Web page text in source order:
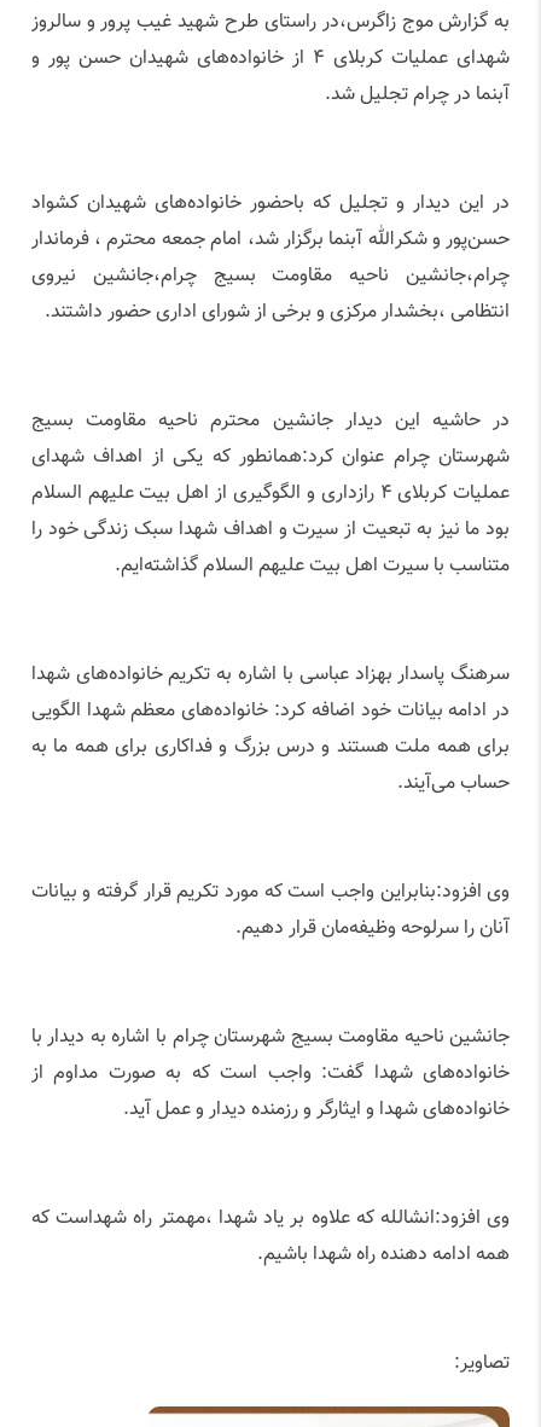
به گزارش موج زاگرس،در راستای طرح شهید غیب پرور و سالروز
شهدای عملیات کربلای ۴ از خانواده‌های شهیدان حسن پور و
آبنما در چرام تجلیل شد.
در این دیدار و تجلیل که باحضور خانواده‌های شهیدان کشواد
حسن‌پور و شکرالله آبنما برگزار شد، امام جمعه محترم ، فرماندار
چرام،جانشین ناحیه مقاومت بسیج چرام،جانشین نیروی
انتظامی ،بخشدار مرکزی و برخی از شورای اداری حضور داشتند.
در حاشیه این دیدار جانشین محترم ناحیه مقاومت بسیج
شهرستان چرام عنوان کرد:همانطور که یکی از اهداف شهدای
عملیات کربلای ۴ رازداری و الگوگیری از اهل بیت علیهم السلام
بود ما نیز به تبعیت از سیرت و اهداف شهدا سبک زندگی خود را
متناسب با سیرت اهل بیت علیهم السلام گذاشته‌ایم.
سرهنگ پاسدار بهزاد عباسی با اشاره به تکریم خانواده‌های شهدا
در ادامه بیانات خود اضافه کرد: خانواده‌های معظم شهدا الگویی
برای همه ملت هستند و درس بزرگ و فداکاری برای همه ما به
حساب می‌آیند.
وی افزود:بنابراین واجب است که مورد تکریم قرار گرفته و بیانات
آنان را سرلوحه وظیفه‌مان قرار دهیم.
جانشین ناحیه مقاومت بسیج شهرستان چرام با اشاره به دیدار با
خانواده‌های شهدا گفت: واجب است که به صورت مداوم از
خانواده‌های شهدا و ایثارگر و رزمنده دیدار و عمل آید.
وی افزود:انشالله که علاوه بر یاد شهدا ،مهمتر راه شهداست که
همه ادامه دهنده راه شهدا باشیم.
تصاویر: